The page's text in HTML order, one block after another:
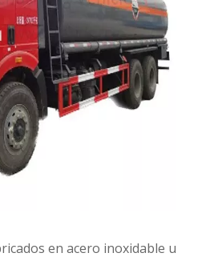
en acero inoxidable u